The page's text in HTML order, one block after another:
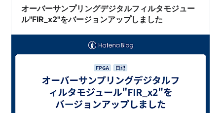
波ラジオを「技術」で選ぶ基準（同期検波・DSP・フィ
ルタ帯域幅） 用途別に最適…
オーバーサンプリングデジタルフィルタモジュー
ル"FIR_x2"をバージョンアップしました